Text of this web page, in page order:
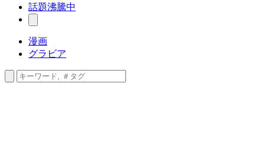
話題沸騰中
漫画
グラビア